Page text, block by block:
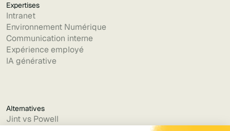
Expertises
Intranet
Environnement Numérique
Communication interne
Expérience employé
IA générative
Alternatives
Jint vs Powell